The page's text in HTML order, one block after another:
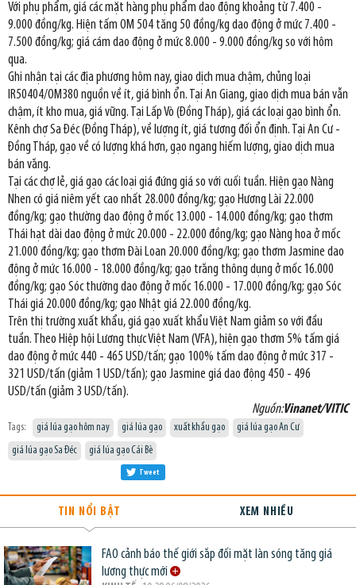
Với phụ phẩm, giá các mặt hàng phụ phẩm dao động khoảng từ 7.400 -
9.000 đồng/kg. Hiện tấm OM 504 tăng 50 đồng/kg dao động ở mức 7.400 -
7.500 đồng/kg; giá cám dao động ở mức 8.000 - 9.000 đồng/kg so với hôm
qua.
Ghi nhận tại các địa phương hôm nay, giao dịch mua chậm, chủng loại
IR50404/OM380 nguồn về ít, giá bình ổn. Tại An Giang, giao dịch mua bán vẫn
chậm, ít kho mua, giá vững. Tại Lấp Vò (Đồng Tháp), giá các loại gạo bình ổn.
Kênh chợ Sa Đéc (Đồng Tháp), về lượng ít, giá tương đối ổn định. Tại An Cư -
Đồng Tháp, gạo về có lượng khá hơn, gạo ngang hiếm lượng, giao dịch mua
bán vắng.
Tại các chợ lẻ, giá gạo các loại giá đứng giá so với cuối tuần. Hiện gạo Nàng
Nhen có giá niêm yết cao nhất 28.000 đồng/kg; gạo Hương Lài 22.000
đồng/kg; gạo thường dao động ở mốc 13.000 - 14.000 đồng/kg; gạo thơm
Thái hạt dài dao động ở mức 20.000 - 22.000 đồng/kg; gạo Nàng hoa ở mốc
21.000 đồng/kg; gạo thơm Đài Loan 20.000 đồng/kg; gạo thơm Jasmine dao
động ở mức 16.000 - 18.000 đồng/kg; gạo trắng thông dụng ở mốc 16.000
đồng/kg; gạo Sóc thường dao động ở mốc 16.000 - 17.000 đồng/kg; gạo Sóc
Thái giá 20.000 đồng/kg; gạo Nhật giá 22.000 đồng/kg.
Trên thị trường xuất khẩu, giá gạo xuất khẩu Việt Nam giảm so với đầu
tuần. Theo Hiệp hội Lương thực Việt Nam (VFA), hiện gạo thơm 5% tấm giá
dao động ở mức 440 - 465 USD/tấn; gạo 100% tấm dao động ở mức 317 -
321 USD/tấn (giảm 1 USD/tấn); gạo Jasmine giá dao động 450 - 496
USD/tấn (giảm 3 USD/tấn).
Nguồn:Vinanet/VITIC
Tags: giá lúa gạo hôm nay giá lúa gạo xuất khẩu gạo
giá lúa gạo An Cư
giá lúa gạo Sa Đéc
giá lúa gạo Cái Bè
Tweet
TIN NỔI BẬT XEM NHIỀU
FAO cảnh báo thế giới sắp đối mặt làn sóng tăng giá
lương thực mới